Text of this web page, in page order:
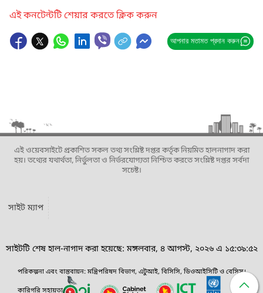
এই কনটেন্টটি শেয়ার করতে ক্লিক করুন
আপনার মতামত প্রদান করুন
এই ওয়েবসাইটে প্রকাশিত সকল তথ্য সংশ্লিষ্ট দপ্তর কর্তৃক নিয়মিত হালনাগাদ করা
হয়। তথ্যের যথার্থতা, নির্ভুলতা ও নির্ভরযোগ্যতা নিশ্চিত করতে সংশ্লিষ্ট দপ্তর সর্বদা
সচেষ্ট।
সাইট ম্যাপ
সাইটটি শেষ হাল-নাগাদ করা হয়েছে: মঙ্গলবার, ৪ আগস্ট, ২০২৬ এ ১৫:৩৯:৫২
পরিকল্পনা এবং বাস্তবায়ন: মন্ত্রিপরিষদ বিভাগ, এটুআই, বিসিসি, ডিওআইসিটি ও বেসিস।
কারিগরি সহায়তা